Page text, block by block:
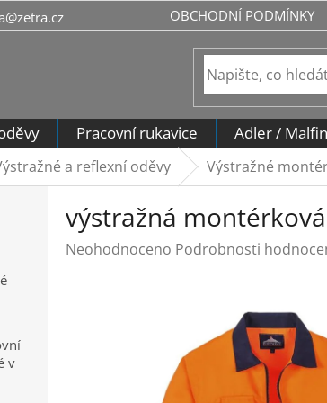
OBCHODNÍ PODMÍNKY
Pracovní rukavice Adler /
a reflexní oděvy Výstražné
v
výstražná
Průměrné
Neohodnoceno Podrobnosti